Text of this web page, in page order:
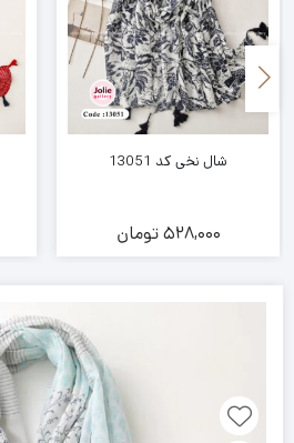
شال نخی کد 13051
528,000تومان